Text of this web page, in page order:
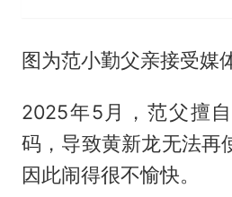
图为范小勤父亲接受媒
2025年5月，范父擅
码，导致黄新龙无法再
因此闹得很不愉快。